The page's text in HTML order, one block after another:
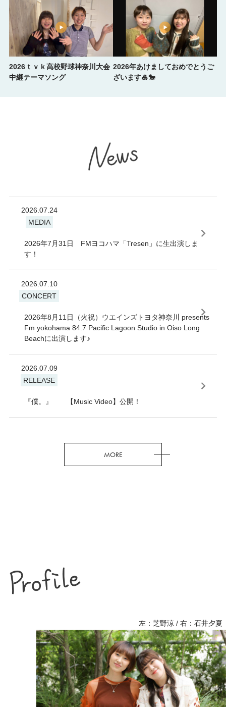
2026ｔｖｋ高校野球神奈川大会
中継テーマソング
2026年あけましておめでとうご
ざいます🎍🐎
2026.07.24
MEDIA
2026年7月31日 FMヨコハマ「Tresen」に生出演しま
す！
2026.07.10
CONCERT
2026年8月11日（火祝）ウエインズトヨタ神奈川 presents
Fm yokohama 84.7 Pacific Lagoon Studio in Oiso Long
Beachに出演します♪
2026.07.09
RELEASE
『僕。』 【Music Video】公開！
MORE
左：芝野涼 / 右：石井夕夏